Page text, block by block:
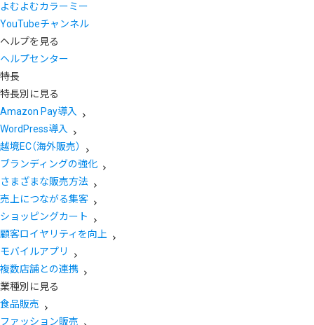
よむよむカラーミー
YouTubeチャンネル
ヘルプを見る
ヘルプセンター
特長
特長別に見る
Amazon Pay導入
WordPress導入
越境EC（海外販売）
ブランディングの強化
さまざまな販売方法
売上につながる集客
ショッピングカート
顧客ロイヤリティを向上
モバイルアプリ
複数店舗との連携
業種別に見る
食品販売
ファッション販売